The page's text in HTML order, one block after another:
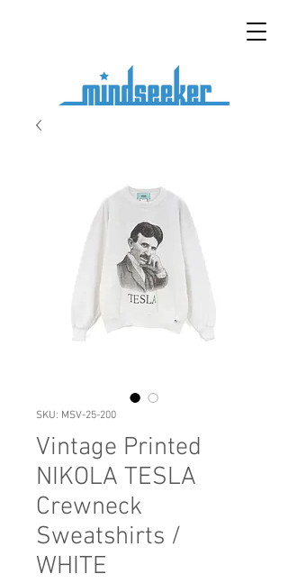
SKU: MSV-25-200
Vintage Printed
NIKOLA TESLA
Crewneck
Sweatshirts /
WHITE